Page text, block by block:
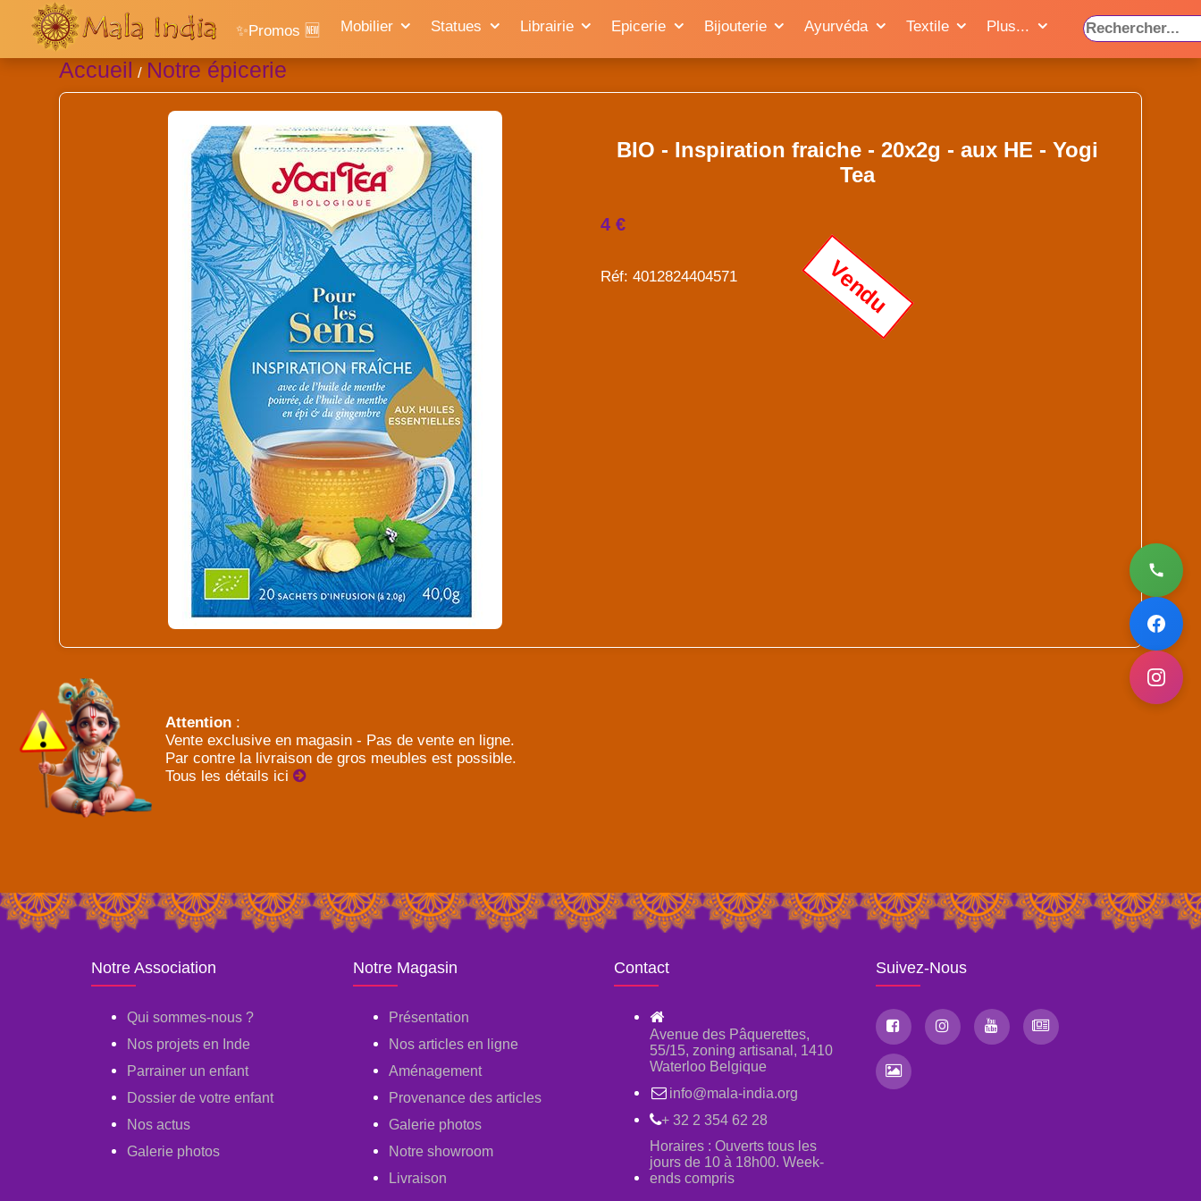
✨Promos 🆕 Mobilier Statues Librairie Epicerie Bijouterie Ayurvéda Textile Plus...
Accueil / Notre épicerie
BIO - Inspiration fraiche - 20x2g - aux HE - Yogi
Tea
4 €
Réf: 4012824404571 Vendu
Attention :
Vente exclusive en magasin - Pas de vente en ligne.
Par contre la livraison de gros meubles est possible.
Tous les détails ici
Notre Association
Qui sommes-nous ?
Nos projets en Inde
Parrainer un enfant
Dossier de votre enfant
Nos actus
Galerie photos
Notre Magasin
Présentation
Nos articles en ligne
Aménagement
Provenance des articles
Galerie photos
Notre showroom
Livraison
Contact
Avenue des Pâquerettes,
55/15, zoning artisanal, 1410
Waterloo Belgique
info@mala-india.org
+ 32 2 354 62 28
Horaires : Ouverts tous les
jours de 10 à 18h00. Week-
ends compris
Suivez-Nous